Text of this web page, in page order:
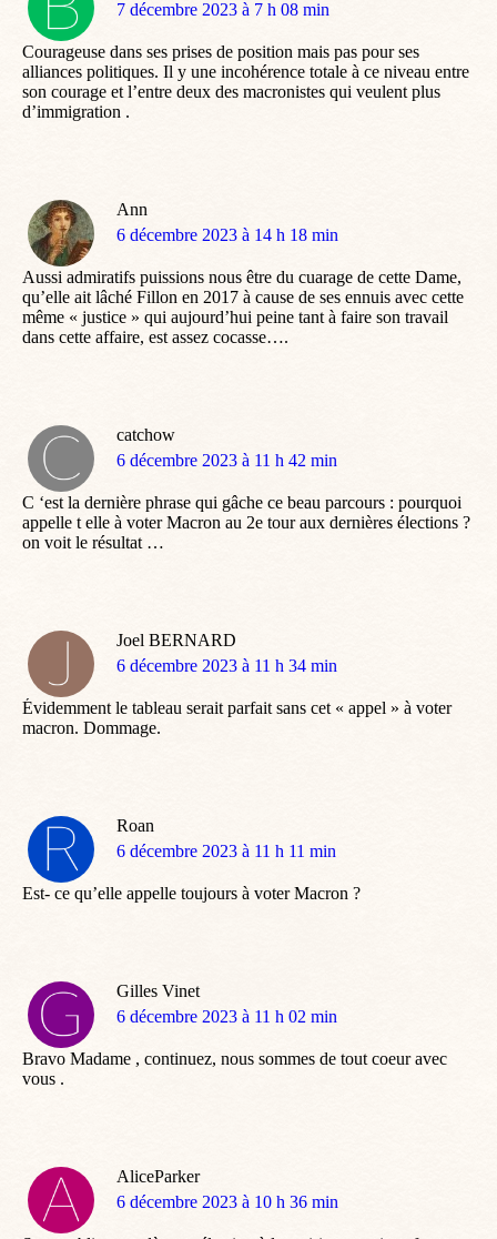
dit
7 décembre 2023 à 7 h 08 min
Courageuse dans ses prises de position mais pas pour ses
alliances politiques. Il y une incohérence totale à ce niveau entre
son courage et l’entre deux des macronistes qui veulent plus
d’immigration .
Ann
dit
6 décembre 2023 à 14 h 18 min
Aussi admiratifs puissions nous être du cuarage de cette Dame,
qu’elle ait lâché Fillon en 2017 à cause de ses ennuis avec cette
même « justice » qui aujourd’hui peine tant à faire son travail
dans cette affaire, est assez cocasse….
catchow
dit
6 décembre 2023 à 11 h 42 min
C ‘est la dernière phrase qui gâche ce beau parcours : pourquoi
appelle t elle à voter Macron au 2e tour aux dernières élections ?
on voit le résultat …
Joel BERNARD
dit
6 décembre 2023 à 11 h 34 min
Évidemment le tableau serait parfait sans cet « appel » à voter
macron. Dommage.
Roan
dit
6 décembre 2023 à 11 h 11 min
Est- ce qu’elle appelle toujours à voter Macron ?
Gilles Vinet
dit
6 décembre 2023 à 11 h 02 min
Bravo Madame , continuez, nous sommes de tout coeur avec
vous .
AliceParker
dit
6 décembre 2023 à 10 h 36 min